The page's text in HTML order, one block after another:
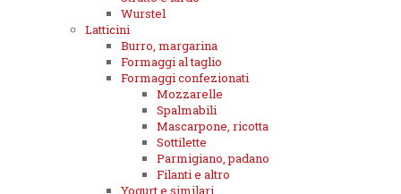
Wurstel
Latticini
Burro, margarina
Formaggi al taglio
Formaggi confezionati
Mozzarelle
Spalmabili
Mascarpone, ricotta
Sottilette
Parmigiano, padano
Filanti e altro
Yogurt e similari